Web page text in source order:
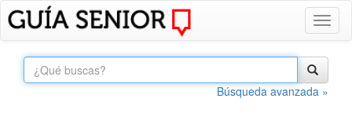
Búsqueda avanzada »